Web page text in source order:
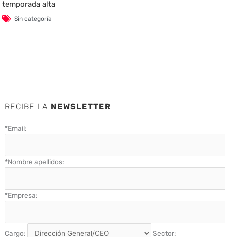
temporada alta
Sin categoría
RECIBE LA NEWSLETTER
*Email:
*Nombre apellidos:
*Empresa:
Cargo: Sector: